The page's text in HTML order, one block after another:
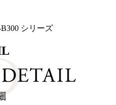
シリーズ